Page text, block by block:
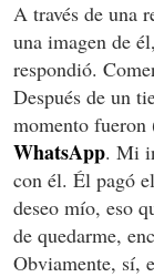
A través de una
una imagen de
respondió.
Después de un
momento fueron
WhatsApp. Mi
con él. Él pagó
deseo mío, eso
de quedarme,
Obviamente, sí,